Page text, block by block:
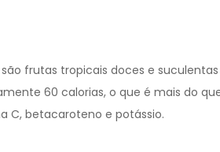
frutas tropicais doces e
60 calorias, o que é mais do
C, betacaroteno e potássio.